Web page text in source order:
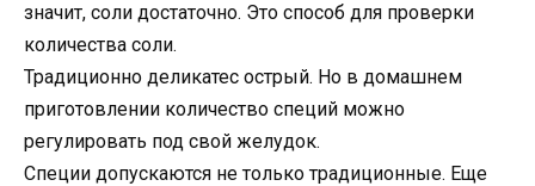
значит, соли достаточно. Это способ для проверки
количества соли.
Традиционно деликатес острый. Но в домашнем
приготовлении количество специй можно
регулировать под свой желудок.
Специи допускаются не только традиционные. Еще